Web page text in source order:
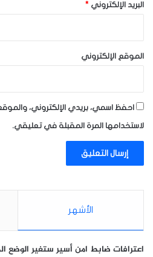
البريد الإلكتروني *
الموقع الإلكتروني
احفظ اسمي، بريدي الإلكتروني،
لاستخدامها المرة المقبلة في تعليقي.
الأشهر
اعترافات ضابط امن أسير ستغير الوضع